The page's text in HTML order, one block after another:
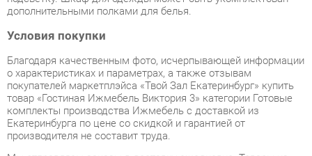
Благодаря качественным фото, исчерпывающей информации
покупателей маркетплэйса «Твой Зал Екатеринбург» купить
комплекты производства Ижмебель с доставкой из
Екатеринбурга по цене со скидкой и гарантией от
производителя не составит труда.
Мы отправляем заказы в доставку ежедневно. Товары из
ассортимента в наличии на складе в Екатеринбурге вы
получите не позднее48-ми часовс момента оформления